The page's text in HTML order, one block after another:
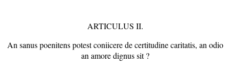
ARTICULUS II.
An sanus poenitens potest coniicere de certitudine caritatis, an odio
an amore dignus sit ?